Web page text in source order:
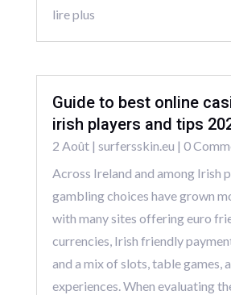
lire plus
Guide to best online
irish players and tips
2 Août| surfersskin.eu | 0
Across Ireland and among Irish
gambling choices have grown
with many sites offering euro
currencies, Irish friendly
and a mix of slots, table games,
experiences. When evaluating